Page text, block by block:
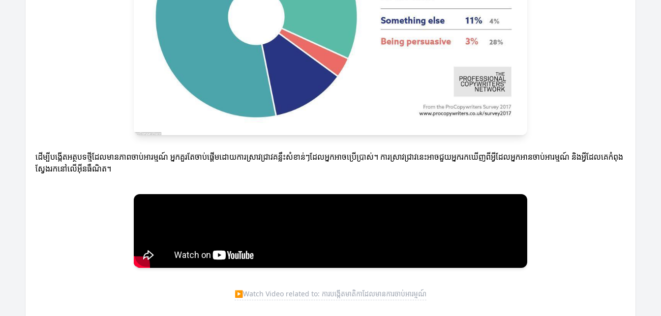
ដើម្បីបង្កើតអត្ថបទថ្មីដែលមានភាពចាប់អារម្មណ៍ អ្នកគួរតែចាប់ផ្តើមដោយការស្រាវជ្រាវគន្លឹះសំខាន់ៗដែលអ្នកអាចប្រើប្រាស់។ ការស្រាវជ្រាវនេះអាចជួយអ្នករកឃើញពីអ្វីដែលអ្នកអានចាប់អារម្មណ៍ និងអ្វីដែលគេកំពុង
ស្វែងរកនៅលើអ៊ីនធឺណិត។
▶Watch Video related to: ការបង្កើតមាតិកាដែលមានការចាប់អារម្មណ៍